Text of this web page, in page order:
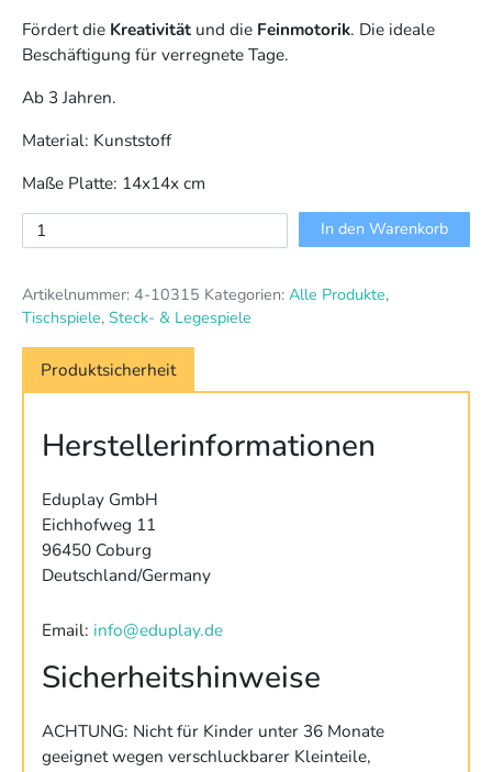
Fördert die Kreativität und die Feinmotorik. Die ideale
Beschäftigung für verregnete Tage.
Ab 3 Jahren.
Material: Kunststoff
Maße Platte: 14x14x cm
Knopfplatten
-
Set
Menge
In den Warenkorb
Artikelnummer: 4-10315 Kategorien: Alle Produkte,
Tischspiele, Steck- & Legespiele
Produktsicherheit
Herstellerinformationen
Eduplay GmbH
Eichhofweg 11
96450 Coburg
Deutschland/Germany
Email: info@eduplay.de
Sicherheitshinweise
ACHTUNG: Nicht für Kinder unter 36 Monate
geeignet wegen verschluckbarer Kleinteile,